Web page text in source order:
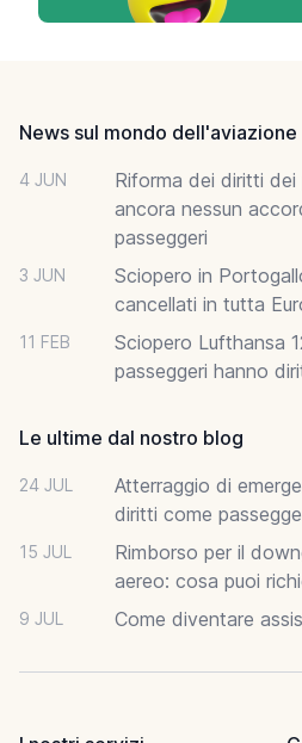
News sul mondo dell'aviazione
4 JUN
Riforma dei diritti dei
ancora nessun
passeggeri
3 JUN
Sciopero in
cancellati in tutta
11 FEB
Sciopero Lufthansa
passeggeri hanno
Le ultime dal nostro blog
24 JUL
Atterraggio di
diritti come
15 JUL
Rimborso per il
aereo: cosa puoi
9 JUL Come diventare